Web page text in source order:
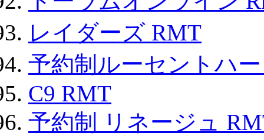
レイダーズ RMT
予約制ルーセントハ
C9 RMT
予約制 リネージュ